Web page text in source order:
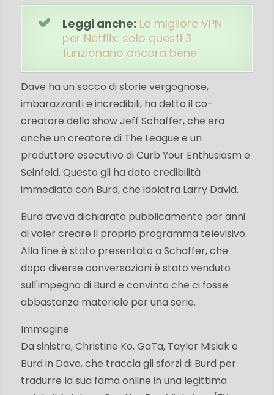
Leggi anche: La migliore VPN
per Netflix: solo questi 3
funzionano ancora bene
Dave ha un sacco di storie vergognose,
imbarazzanti e incredibili, ha detto il co-
creatore dello show Jeff Schaffer, che era
anche un creatore di The League e un
produttore esecutivo di Curb Your Enthusiasm e
Seinfeld. Questo gli ha dato credibilità
immediata con Burd, che idolatra Larry David.
Burd aveva dichiarato pubblicamente per anni
di voler creare il proprio programma televisivo.
Alla fine è stato presentato a Schaffer, che
dopo diverse conversazioni è stato venduto
sull'impegno di Burd e convinto che ci fosse
abbastanza materiale per una serie.
Immagine
Da sinistra, Christine Ko, GaTa, Taylor Misiak e
Burd in Dave, che traccia gli sforzi di Burd per
tradurre la sua fama online in una legittima